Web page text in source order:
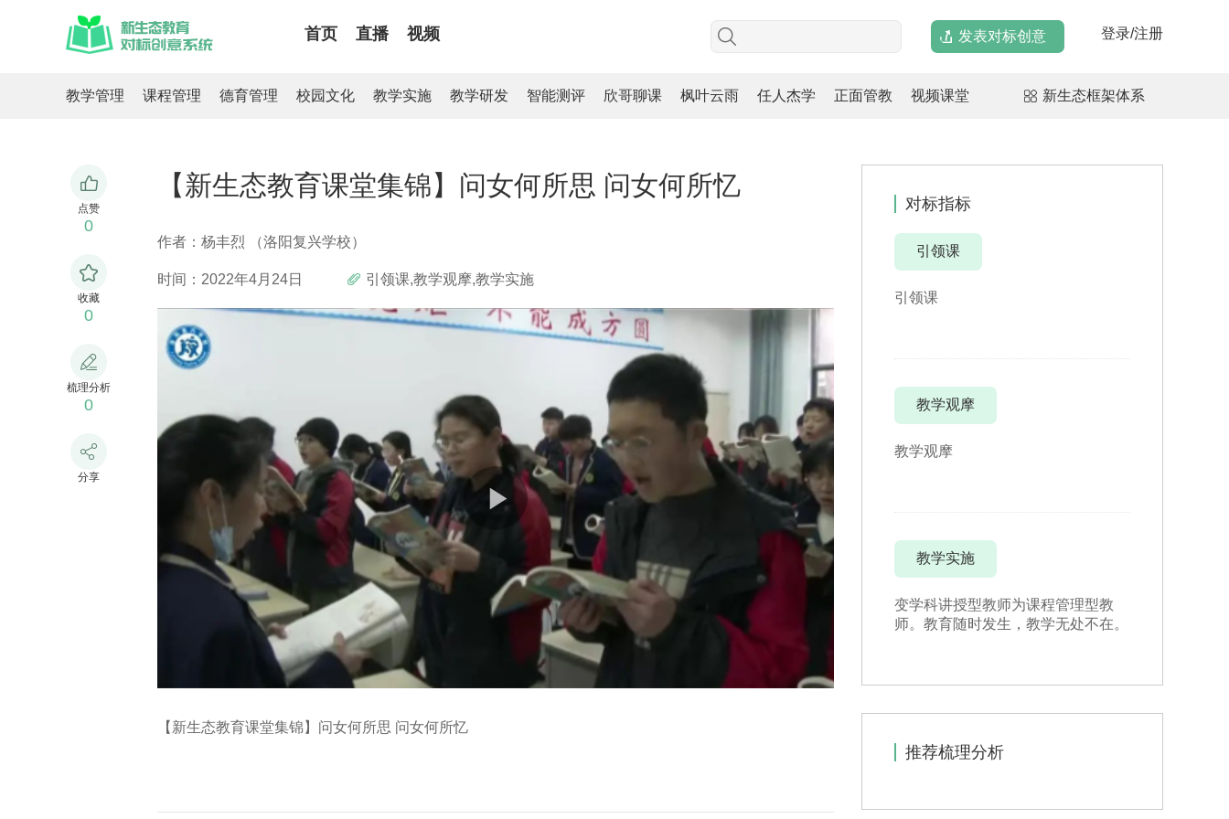
教学管理 课程管理 德育管理 校园文化 教学实施 教学研发 智能测评 欣哥聊课 枫叶云雨 任人杰学 正面管教 视频课堂 新生态框架体系
首页 直播 视频 发表对标创意 登录/注册
点赞
0
收藏
0
梳理分析
0
分享
【新生态教育课堂集锦】问女何所思 问女何所忆
作者：杨丰烈 （洛阳复兴学校）
时间：2022年4月24日 引领课,教学观摩,教学实施
【新生态教育课堂集锦】问女何所思 问女何所忆
对标指标
引领课
引领课
教学观摩
教学观摩
教学实施
变学科讲授型教师为课程管理型教
师。教育随时发生，教学无处不在。
推荐梳理分析